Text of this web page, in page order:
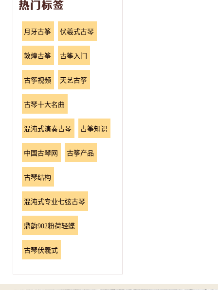
月牙古筝 伏羲式古琴
敦煌古筝 古筝入门
古筝视频 天艺古筝
古琴十大名曲
混沌式演奏古琴 古筝知识
中国古琴网 古筝产品
古琴结构
混沌式专业七弦古琴
鼎韵902粉荷轻蝶
古琴伏羲式